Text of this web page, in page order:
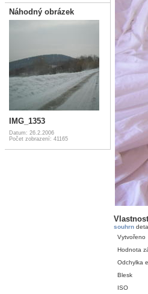
Náhodný obrázek
IMG_1353
Datum: 26.2.2006
Počet zobrazení: 41165
souhrn
Vytvořeno
Hodnota
Odchylka
Blesk
ISO